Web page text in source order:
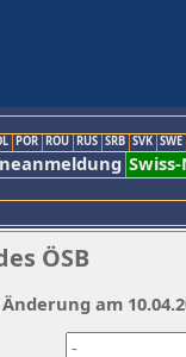
POR ROU RUS SRB SVK SWE
ÖSB
am